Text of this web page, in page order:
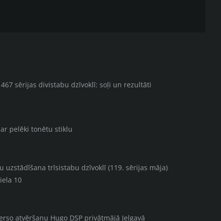
sērijas divistabu dzīvoklī: soļi un rezultāti
pelēki tonētu stiklu
uzstādīšana trīsistabu dzīvoklī (119. sērijas māja)
10
atvēršanu Hugo DSP privātmājā Jelgavā